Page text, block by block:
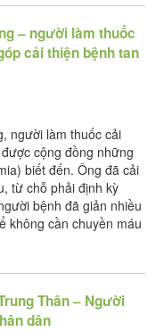
– người làm thuốc
cải thiện bệnh tan
người làm thuốc cải
cộng đồng những
biết đến. Ông đã cải
từ chỗ phải định kỳ
bệnh đã giản nhiều
không cần chuyền máu
Thân – Người
dân